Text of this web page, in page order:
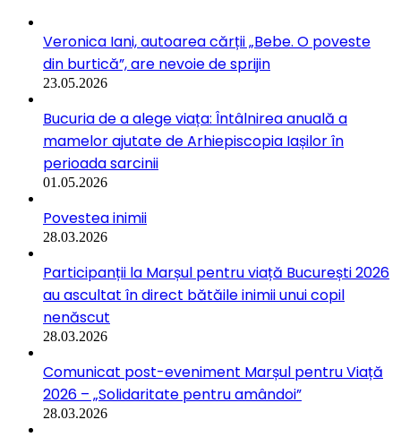
Veronica Iani, autoarea cărții „Bebe. O poveste
din burtică”, are nevoie de sprijin
23.05.2026
Bucuria de a alege viața: Întâlnirea anuală a
mamelor ajutate de Arhiepiscopia Iașilor în
perioada sarcinii
01.05.2026
Povestea inimii
28.03.2026
Participanții la Marșul pentru viață București 2026
au ascultat în direct bătăile inimii unui copil
nenăscut
28.03.2026
Comunicat post-eveniment Marșul pentru Viață
2026 – „Solidaritate pentru amândoi”
28.03.2026